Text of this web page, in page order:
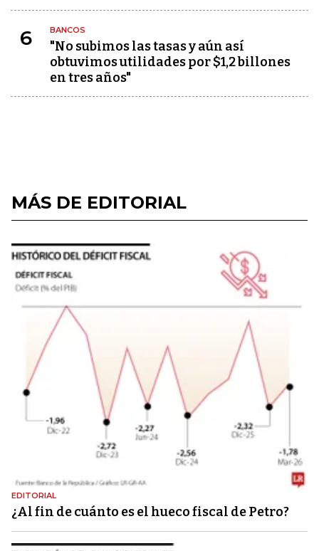
6 BANCOS
"No subimos las tasas y aún así
obtuvimos utilidades por $1,2 billones
en tres años"
MÁS DE EDITORIAL
EDITORIAL
¿Al fin de cuánto es el hueco fiscal de Petro?